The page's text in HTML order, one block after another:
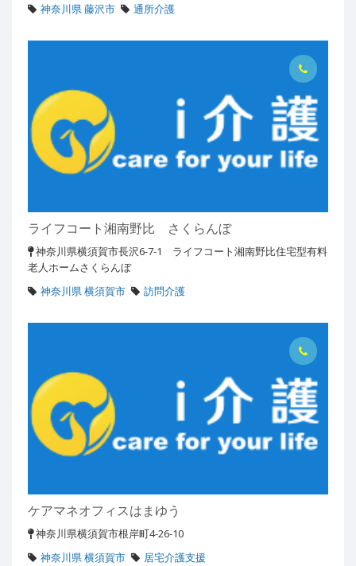
神奈川県 藤沢市
通所介護
ライフコート湘南野比 さくらんぼ
神奈川県横須賀市長沢6-7-1 ライフコート湘南野比住宅型有料
老人ホームさくらんぼ
神奈川県 横須賀市
訪問介護
ケアマネオフィスはまゆう
神奈川県横須賀市根岸町4-26-10
神奈川県 横須賀市
居宅介護支援